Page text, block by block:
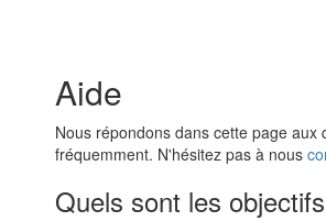
Aide
Nous répondons dans cette page
fréquemment. N'hésitez pas à nous
Quels sont les